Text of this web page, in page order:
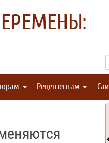
Рецензентам